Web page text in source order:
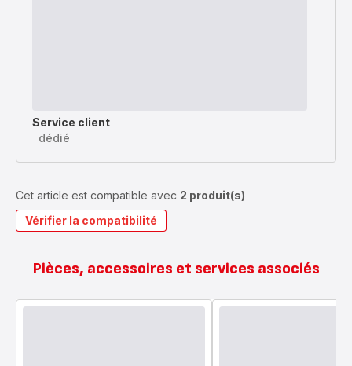
Service client
dédié
Cet article est compatible avec 2 produit(s)
Vérifier la compatibilité
Pièces, accessoires et services associés